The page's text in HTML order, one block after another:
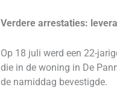
Verdere arrestaties:
Op 18 juli werd een 22-
die in de woning in De
de namiddag bevestigde.